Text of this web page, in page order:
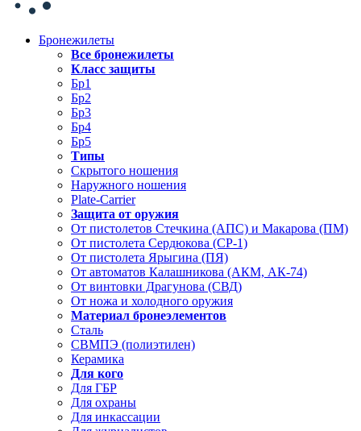
Бронежилеты
Все бронежилеты
Класс защиты
Бр1
Бр2
Бр3
Бр4
Бр5
Типы
Скрытого ношения
Наружного ношения
Plate-Carrier
Защита от оружия
От пистолетов Стечкина (АПС) и Макарова (ПМ)
От пистолета Сердюкова (СР-1)
От пистолета Ярыгина (ПЯ)
От автоматов Калашникова (АКМ, АК-74)
От винтовки Драгунова (СВД)
От ножа и холодного оружия
Материал бронеэлементов
Сталь
СВМПЭ (полиэтилен)
Керамика
Для кого
Для ГБР
Для охраны
Для инкассации